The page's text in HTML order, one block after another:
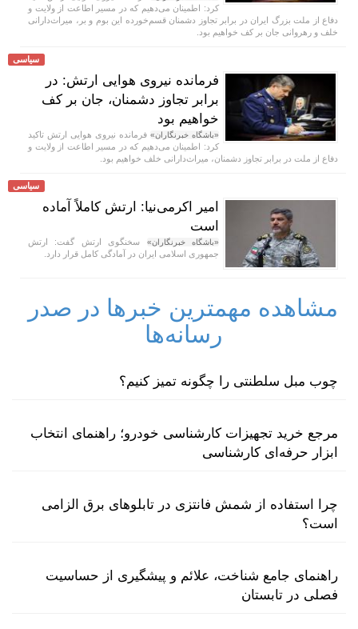
کرد: اطمینان می‌دهیم که در مسیر اطاعت از ولایت و
دفاع از ملت بزرگ ایران در برابر تجاوز دشمنان قسم‌خورده این بوم و بر، میراث‌دارانی
خلف و رهروانی جان بر کف خواهیم بود.
سیاسی
فرمانده نیروی هوایی ارتش: در
برابر تجاوز دشمنان، جان بر کف
خواهیم بود
«باشگاه خبرنگاران» فرمانده نیروی هوایی ارتش تاکید
کرد: اطمینان می‌دهیم که در مسیر اطاعت از ولایت و
دفاع از ملت در برابر تجاوز دشمنان، میراث‌دارانی خلف خواهیم بود.
سیاسی
امیر اکرمی‌نیا: ارتش کاملاً آماده
است
«باشگاه خبرنگاران» سخنگوی ارتش گفت: ارتش
جمهوری اسلامی ایران در آمادگی کامل قرار دارد.
مشاهده مهمترین خبرها در صدر
رسانه‌ها
چوب مبل سلطنتی را چگونه تمیز کنیم؟
مرجع خرید تجهیزات کارشناسی خودرو؛ راهنمای انتخاب
ابزار حرفه‌ای کارشناسی
چرا استفاده از شمش فانتزی در تابلوهای برق الزامی
است؟
راهنمای جامع شناخت، علائم و پیشگیری از حساسیت
فصلی در تابستان